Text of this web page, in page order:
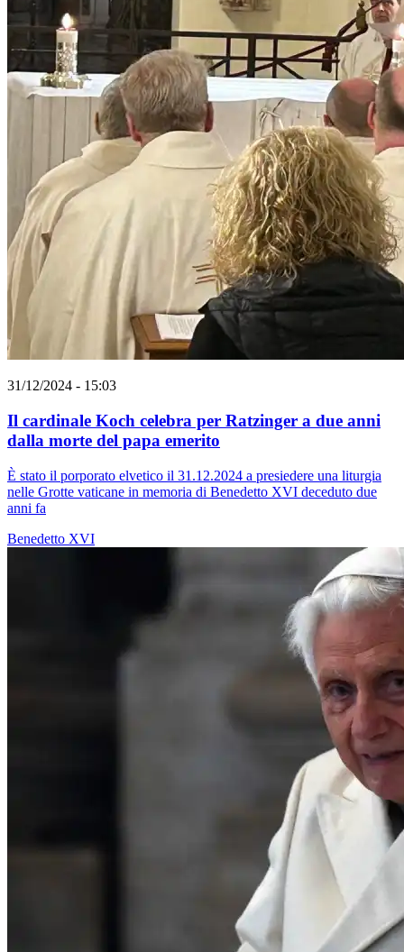
31/12/2024 - 15:03
Il cardinale Koch celebra per Ratzinger a due anni
dalla morte del papa emerito
È stato il porporato elvetico il 31.12.2024 a presiedere una liturgia
nelle Grotte vaticane in memoria di Benedetto XVI deceduto due
anni fa
Benedetto XVI